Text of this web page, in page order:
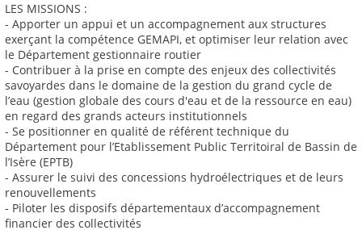
LES MISSIONS :
- Apporter un appui et un accompagnement aux structures
exerçant la compétence GEMAPI, et optimiser leur relation avec
le Département gestionnaire routier
- Contribuer à la prise en compte des enjeux des collectivités
savoyardes dans le domaine de la gestion du grand cycle de
l’eau (gestion globale des cours d'eau et de la ressource en eau)
en regard des grands acteurs institutionnels
- Se positionner en qualité de référent technique du
Département pour l’Etablissement Public Territoiral de Bassin de
l’Isère (EPTB)
- Assurer le suivi des concessions hydroélectriques et de leurs
renouvellements
- Piloter les disposifs départementaux d’accompagnement
financier des collectivités